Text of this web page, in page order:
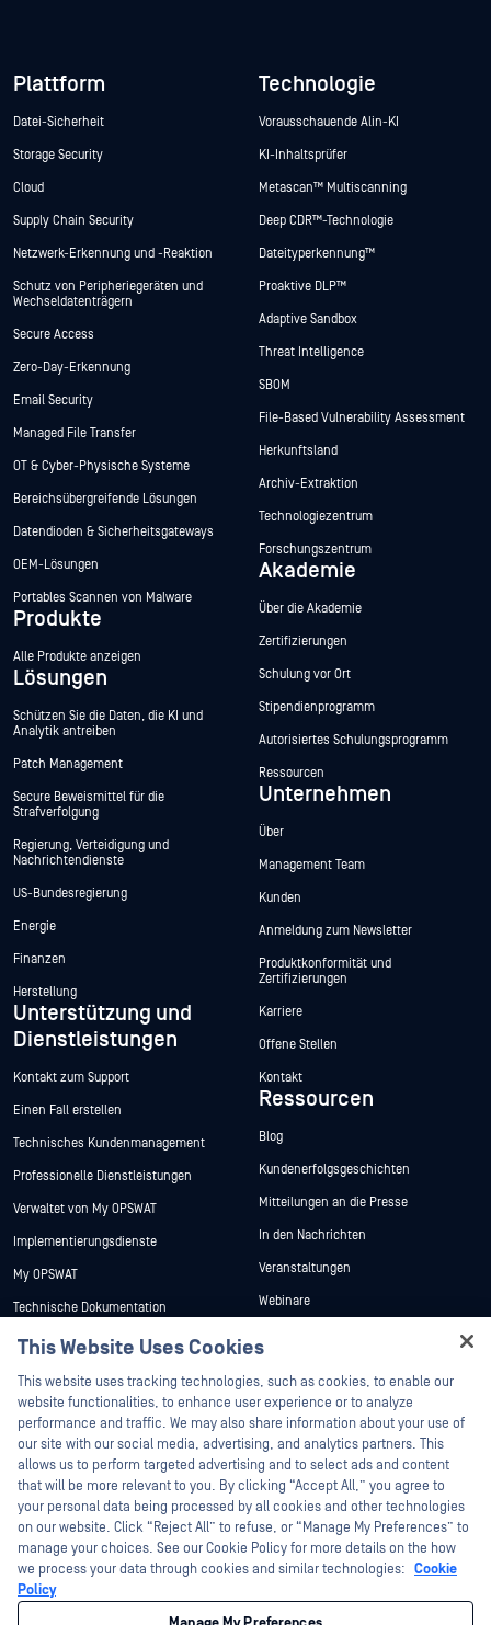
Datei-Sicherheit
Storage Security
Cloud
Supply Chain Security
Netzwerk-Erkennung und -Reaktion
Schutz von Peripheriegeräten und
Wechseldatenträgern
Secure Access
Zero-Day-Erkennung
Email Security
Managed File Transfer
OT & Cyber-Physische Systeme
Bereichsübergreifende Lösungen
Datendioden & Sicherheitsgateways
OEM-Lösungen
Portables Scannen von Malware
Alle Produkte anzeigen
Schützen Sie die Daten, die KI und
Analytik antreiben
Patch Management
Secure Beweismittel für die
Strafverfolgung
Nachrichtendienste
US-Bundesregierung
Energie
Finanzen
Herstellung
Unterstützung und
Kontakt zum Support
Einen Fall erstellen
Technisches Kundenmanagement
Professionelle Dienstleistungen
Verwaltet von My OPSWAT
Implementierungsdienste
My OPSWAT
Programm zur Behebung von
Partner
Zertifizierung
Technologie-Partner
Vorausschauende Alin-KI
KI-Inhaltsprüfer
Metascan™ Multiscanning
Deep CDR™-Technologie
Dateityperkennung™
Proaktive DLP™
Adaptive Sandbox
Threat Intelligence
SBOM
File-Based Vulnerability Assessment
Herkunftsland
Archiv-Extraktion
Technologiezentrum
Forschungszentrum
Akademie
Über die Akademie
Zertifizierungen
Schulung vor Ort
Stipendienprogramm
Autorisiertes Schulungsprogramm
Ressourcen
Unternehmen
Über
Management Team
Kunden
Anmeldung zum Newsletter
Produktkonformität und
Zertifizierungen
Karriere
Offene Stellen
Kontakt
Blog
Kundenerfolgsgeschichten
Mitteilungen an die Presse
In den Nachrichten
Veranstaltungen
Datenblätter
Weiße Papiere
Kostenlose Tools
©2026 OPSWAT . Alle Rechte vorbehalten. OPSWAT, MetaDefender, Metascan,
MetaAccess, das OPSWAT , Trust no File. Trust No Device., OPSWAT , Protecting the
This Website Uses Cookies
This website uses tracking technologies, such as cookies, to enable our
website functionalities, to enhance user experience or to analyze
performance and traffic. We may also share information about your use of
our site with our social media, advertising, and analytics partners. This
allows us to perform targeted advertising and to select ads and content
that will be more relevant to you. By clicking “Accept All,” you agree to
your personal data being processed by all cookies and other technologies
on our website. Click “Reject All” to refuse, or “Manage My Preferences” to
manage your choices. See our Cookie Policy for more details on the how
we process your data through cookies and similar technologies: Cookie
Policy
Hey there!
I'm Ozzy, your OPSWAT virtual assistant.
How can I help you secure what's critical
today?